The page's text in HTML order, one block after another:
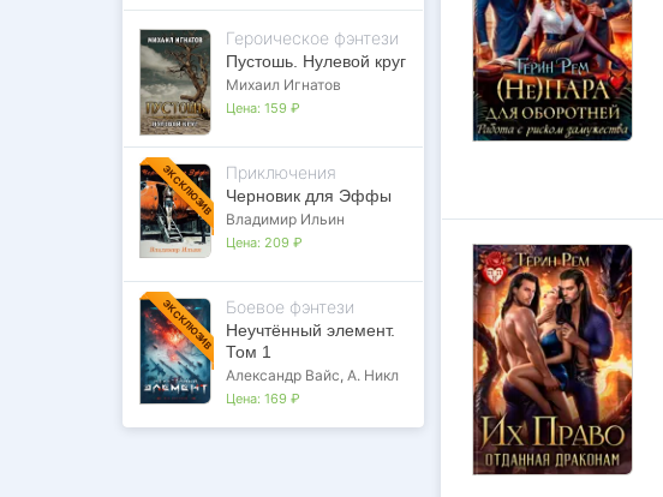
Героическое фэнтези
Пустошь. Нулевой круг
Михаил Игнатов
Цена: 159 ₽
ЭКСКЛЮЗИВ Приключения
Черновик для Эффы
Владимир Ильин
Цена: 209 ₽
ЭКСКЛЮЗИВ Боевое фэнтези
Неучтённый элемент.
Том 1
Александр Вайс, А. Никл
Цена: 169 ₽